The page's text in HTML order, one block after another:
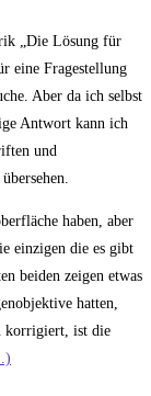
„Die Lösung für
eine Fragestellung
Aber da ich selbst
Antwort kann ich
und
haben, aber
einzigen die es gibt
beiden zeigen etwas
hatten,
korrigiert, ist die